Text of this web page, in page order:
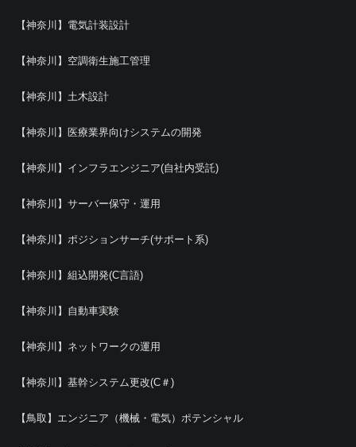
【神奈川】電気計装設計
【神奈川】空調衛生施工管理
【神奈川】土木設計
【神奈川】医療業界向けシステムの開発
【神奈川】インフラエンジニア(自社内受託)
【神奈川】サーバー保守・運用
【神奈川】ポジションサーチ(サポート系)
【神奈川】組込開発(C言語)
【神奈川】自動車実験
【神奈川】ネットワークの運用
【神奈川】基幹システム更改(C＃)
【鳥取】エンジニア（機械・電気）ポテンシャル